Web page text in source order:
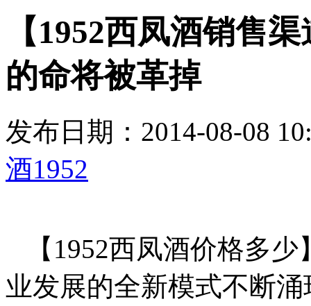
【1952西凤酒销售
的命将被革掉
发布日期：2014-08-08
酒1952
【1952西凤酒价格多少
业发展的全新模式不断